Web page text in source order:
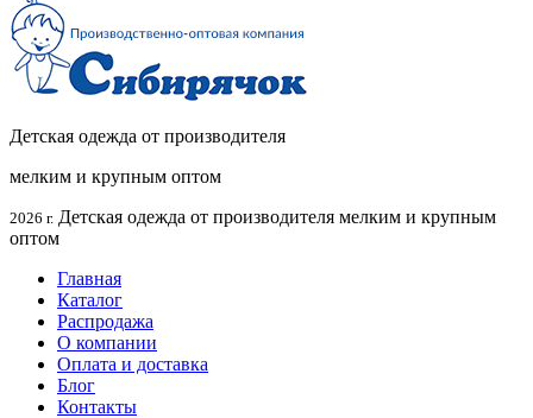
Детская одежда от производителя
мелким и крупным оптом
2026 г. Детская одежда от производителя мелким и крупным
оптом
Главная
Каталог
Распродажа
О компании
Оплата и доставка
Блог
Контакты